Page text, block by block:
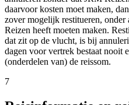
daarvoor kosten moet maken,
zover mogelijk restitueren,
Reizen heeft moeten maken.
dat zit op de vlucht, is bij
dagen voor vertrek bestaat nooit
(onderdelen van) de reissom.
7